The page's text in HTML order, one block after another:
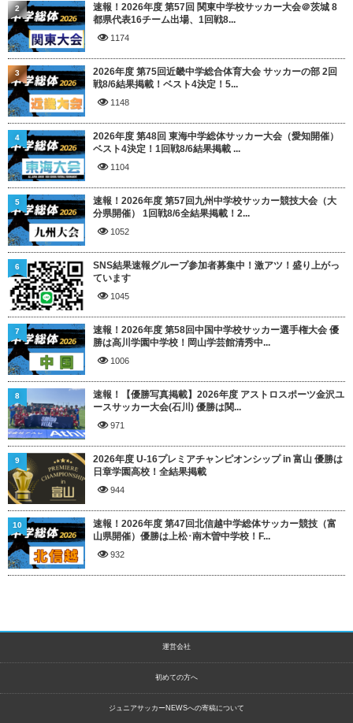
速報！2026年度 第57回 関東中学校サッカー大会＠茨城 8
都県代表16チーム出場、1回戦8...
1174
2
2026年度 第75回近畿中学総合体育大会 サッカーの部 2回
戦8/6結果掲載！ベスト4決定！5...
1148
3
2026年度 第48回 東海中学総体サッカー大会（愛知開催）
ベスト4決定！1回戦8/6結果掲載 ...
1104
4
速報！2026年度 第57回九州中学校サッカー競技大会（大
分県開催） 1回戦8/6全結果掲載！2...
1052
5
SNS結果速報グループ参加者募集中！激アツ！盛り上がっ
ています
1045
6
速報！2026年度 第58回中国中学校サッカー選手権大会 優
勝は高川学園中学校！岡山学芸館清秀中...
1006
7
速報！【優勝写真掲載】2026年度 アストロスポーツ金沢ユ
ースサッカー大会(石川) 優勝は関...
971
8
2026年度 U-16プレミアチャンピオンシップ in 富山 優勝は
日章学園高校！全結果掲載
944
9
速報！2026年度 第47回北信越中学総体サッカー競技（富
山県開催）優勝は上松･南木曽中学校！F...
932
10
運営会社
初めての方へ
ジュニアサッカーNEWSへの寄稿について